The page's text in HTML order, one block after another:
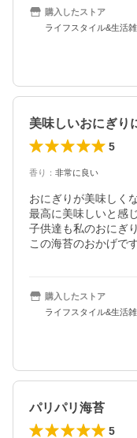
購入したストア
ライフスタイル&生活
美味しいおにぎり
5
香り ： 非常に良い
おにぎりが美味しく
最高に美味しいと感
子供達も私のおにぎ
この海苔のおかげです
購入したストア
ライフスタイル&生活
パリパリ海苔
5